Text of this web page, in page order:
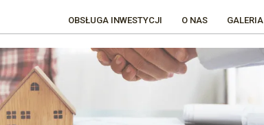
OBSŁUGA INWESTYCJI O NAS GALERIA